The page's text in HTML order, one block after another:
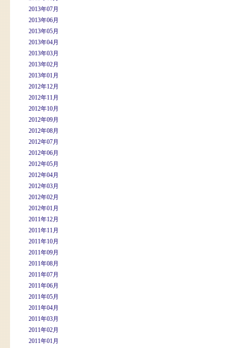
2013年07月
2013年06月
2013年05月
2013年04月
2013年03月
2013年02月
2013年01月
2012年12月
2012年11月
2012年10月
2012年09月
2012年08月
2012年07月
2012年06月
2012年05月
2012年04月
2012年03月
2012年02月
2012年01月
2011年12月
2011年11月
2011年10月
2011年09月
2011年08月
2011年07月
2011年06月
2011年05月
2011年04月
2011年03月
2011年02月
2011年01月